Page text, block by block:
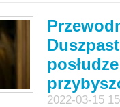
2022-03-15